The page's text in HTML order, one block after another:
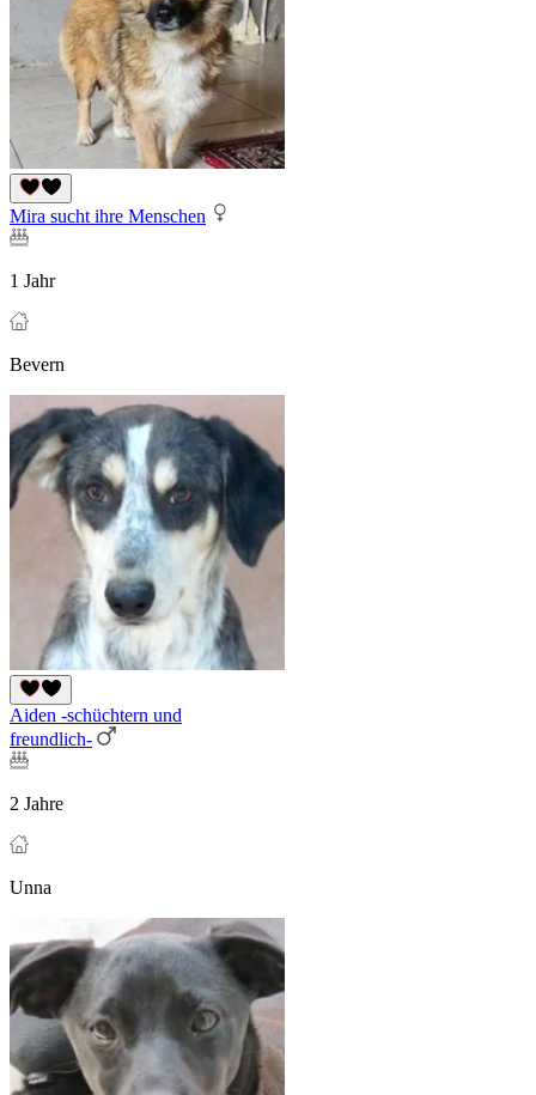
Mira sucht ihre Menschen
1 Jahr
Bevern
Aiden -schüchtern und
freundlich-
2 Jahre
Unna